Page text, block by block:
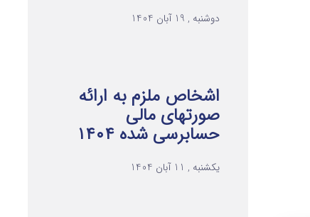
دوشنبه , 19 آبان 1404
اشخاص ملزم به ارائه
صورتهای مالی
حسابرسی شده ۱۴۰۴
یکشنبه , 11 آبان 1404